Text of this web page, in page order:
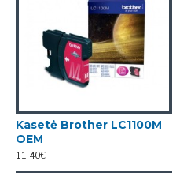
Kasetė Brother LC1100M
OEM
11.40€